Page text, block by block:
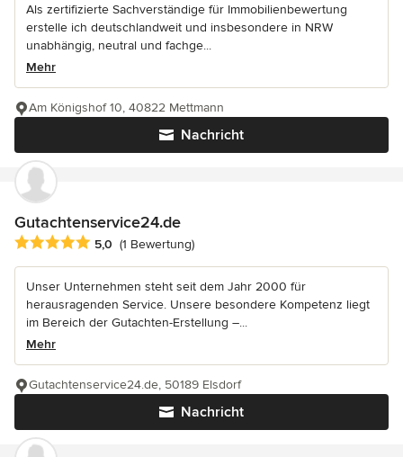
Als zertifizierte Sachverständige für Immobilienbewertung
erstelle ich deutschlandweit und insbesondere in NRW
unabhängig, neutral und fachge...
Mehr
Nachricht
Am Königshof 10, 40822 Mettmann
Gutachtenservice24.de
Durchschnittliche Bewertung: 5 von 5 Sternen
5,0 (1 Bewertung)
Unser Unternehmen steht seit dem Jahr 2000 für
herausragenden Service. Unsere besondere Kompetenz liegt
im Bereich der Gutachten-Erstellung –...
Mehr
Nachricht
Gutachtenservice24.de, 50189 Elsdorf